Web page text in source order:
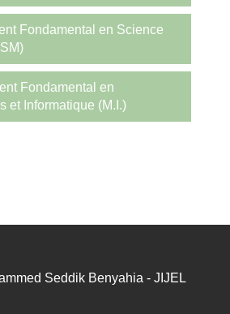
Fondamental en Science
Fondamental en
et Informatique (M.I.)
Seddik Benyahia - JIJEL